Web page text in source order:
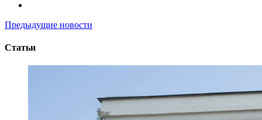
Предыдущие новости
Статьи